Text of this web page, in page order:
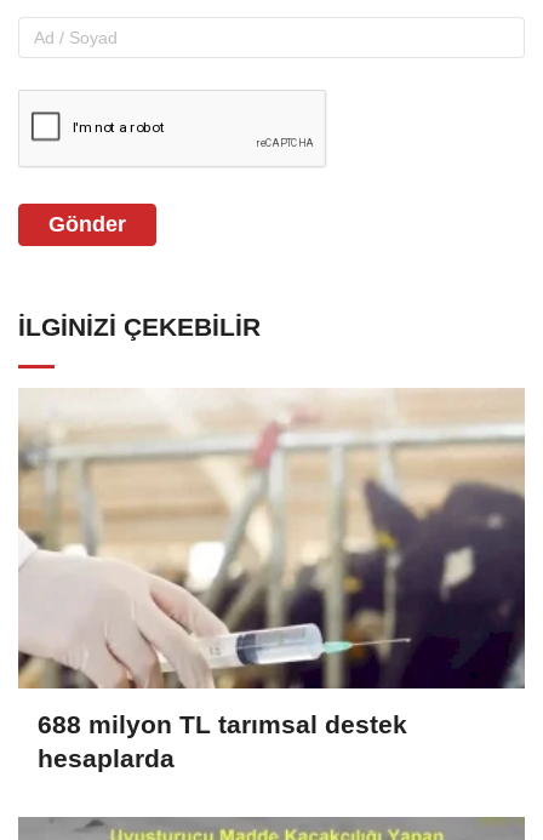
Gönder
İLGINIZI ÇEKEBILIR
688 milyon TL tarımsal destek
hesaplarda